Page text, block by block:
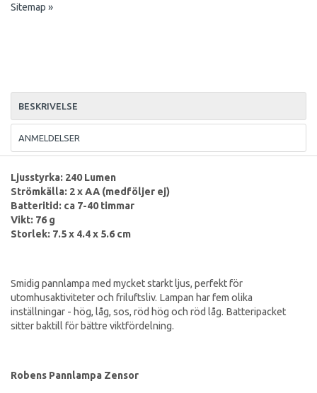
Sitemap »
BESKRIVELSE
ANMELDELSER
Ljusstyrka: 240 Lumen
Strömkälla: 2 x AA (medföljer ej)
Batteritid: ca 7-40 timmar
Vikt: 76 g
Storlek: 7.5 x 4.4 x 5.6 cm
Smidig pannlampa med mycket starkt ljus, perfekt för
utomhusaktiviteter och friluftsliv. Lampan har fem olika
inställningar - hög, låg, sos, röd hög och röd låg. Batteripacket
sitter baktill för bättre viktfördelning.
Robens Pannlampa Zensor